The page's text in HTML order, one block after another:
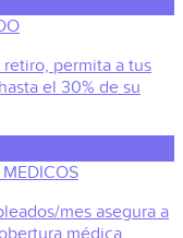
permita a tus
el 30% de su
mes asegura a